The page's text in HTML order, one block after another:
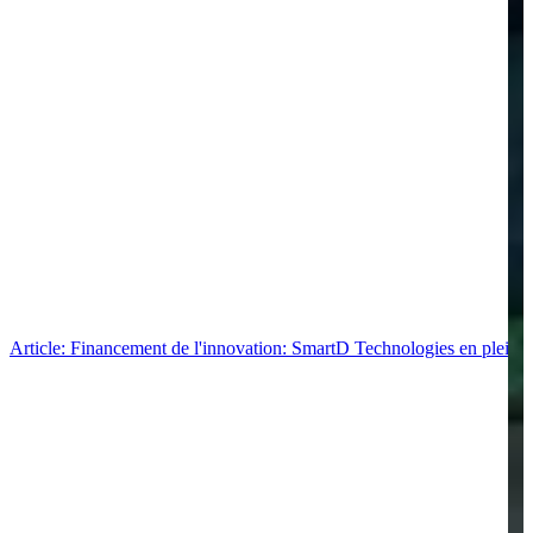
Article: Financement de l'innovation: SmartD Technologies en pleine